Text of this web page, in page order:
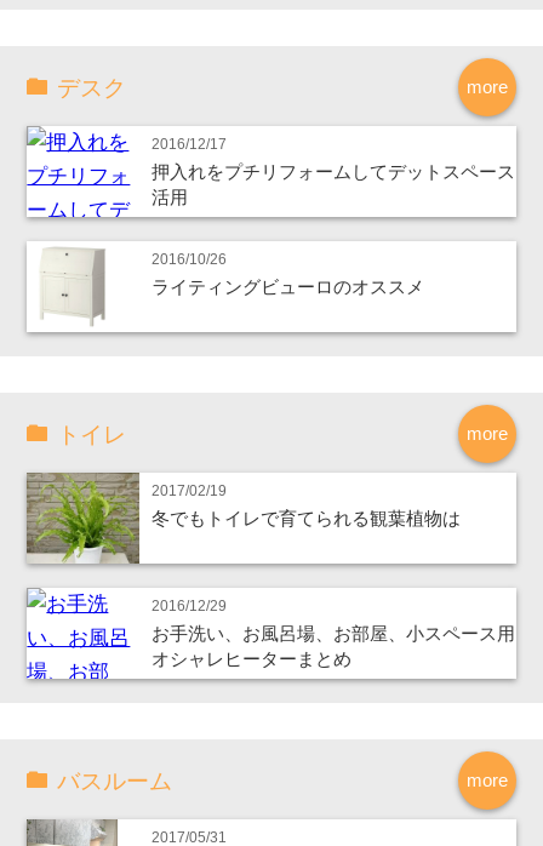
more
デスク
2016/12/17
押入れをプチリフォームしてデットスペース
活用
2016/10/26
ライティングビューロのオススメ
more
トイレ
2017/02/19
冬でもトイレで育てられる観葉植物は
2016/12/29
お手洗い、お風呂場、お部屋、小スペース用
オシャレヒーターまとめ
more
バスルーム
2017/05/31